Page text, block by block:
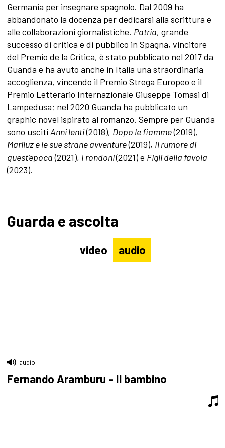
Germania per insegnare spagnolo. Dal 2009 ha
abbandonato la docenza per dedicarsi alla scrittura e
alle collaborazioni giornalistiche. Patria, grande
successo di critica e di pubblico in Spagna, vincitore
del Premio de la Crítica, è stato pubblicato nel 2017 da
Guanda e ha avuto anche in Italia una straordinaria
accoglienza, vincendo il Premio Strega Europeo e il
Premio Letterario Internazionale Giuseppe Tomasi di
Lampedusa; nel 2020 Guanda ha pubblicato un
graphic novel ispirato al romanzo. Sempre per Guanda
sono usciti Anni lenti(2018), Dopo le fiamme(2019),
Mariluz e le sue strane avventure(2019), Il rumore di
quest'epoca(2021), I rondoni(2021) e Figli della favola
(2023).
Guarda e ascolta
video audio
audio
Fernando Aramburu - Il bambino